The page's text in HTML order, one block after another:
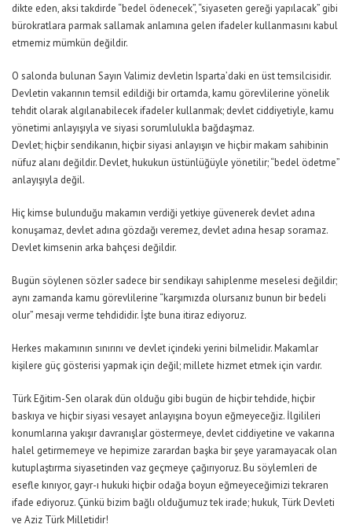
dikte eden, aksi takdirde “bedel ödenecek”, “siyaseten gereği yapılacak” gibi
bürokratlara parmak sallamak anlamına gelen ifadeler kullanmasını kabul
etmemiz mümkün değildir.
O salonda bulunan Sayın Valimiz devletin Isparta’daki en üst temsilcisidir.
Devletin vakarının temsil edildiği bir ortamda, kamu görevlilerine yönelik
tehdit olarak algılanabilecek ifadeler kullanmak; devlet ciddiyetiyle, kamu
yönetimi anlayışıyla ve siyasi sorumlulukla bağdaşmaz.
Devlet; hiçbir sendikanın, hiçbir siyasi anlayışın ve hiçbir makam sahibinin
nüfuz alanı değildir. Devlet, hukukun üstünlüğüyle yönetilir; “bedel ödetme”
anlayışıyla değil.
Hiç kimse bulunduğu makamın verdiği yetkiye güvenerek devlet adına
konuşamaz, devlet adına gözdağı veremez, devlet adına hesap soramaz.
Devlet kimsenin arka bahçesi değildir.
Bugün söylenen sözler sadece bir sendikayı sahiplenme meselesi değildir;
aynı zamanda kamu görevlilerine “karşımızda olursanız bunun bir bedeli
olur” mesajı verme tehdididir. İşte buna itiraz ediyoruz.
Herkes makamının sınırını ve devlet içindeki yerini bilmelidir. Makamlar
kişilere güç gösterisi yapmak için değil; millete hizmet etmek için vardır.
Türk Eğitim-Sen olarak dün olduğu gibi bugün de hiçbir tehdide, hiçbir
baskıya ve hiçbir siyasi vesayet anlayışına boyun eğmeyeceğiz. İlgilileri
konumlarına yakışır davranışlar göstermeye, devlet ciddiyetine ve vakarına
halel getirmemeye ve hepimize zarardan başka bir şeye yaramayacak olan
kutuplaştırma siyasetinden vaz geçmeye çağırıyoruz. Bu söylemleri de
esefle kınıyor, gayr-ı hukuki hiçbir odağa boyun eğmeyeceğimizi tekraren
ifade ediyoruz. Çünkü bizim bağlı olduğumuz tek irade; hukuk, Türk Devleti
ve Aziz Türk Milletidir!